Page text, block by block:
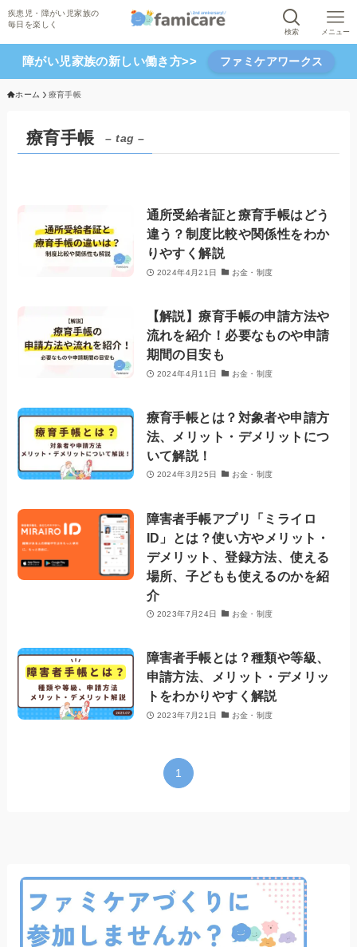
検索 メニュー
障がい児家族の新しい働き方>> ファミケアワークス
ホーム 療育手帳
療育手帳 – tag –
通所受給者証と療育手帳はどう
違う？制度比較や関係性をわか
りやすく解説
2024年4月21日 お金・制度
【解説】療育手帳の申請方法や
流れを紹介！必要なものや申請
期間の目安も
2024年4月11日 お金・制度
療育手帳とは？対象者や申請方
法、メリット・デメリットにつ
いて解説！
2024年3月25日 お金・制度
障害者手帳アプリ「ミライロ
ID」とは？使い方やメリット・
デメリット、登録方法、使える
場所、子どもも使えるのかを紹
介
2023年7月24日 お金・制度
障害者手帳とは？種類や等級、
申請方法、メリット・デメリッ
トをわかりやすく解説
2023年7月21日 お金・制度
1